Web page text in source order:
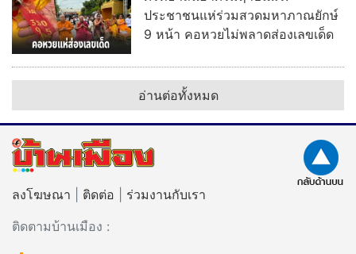
ประชาชนแห่ร่วมสวดมหาภาณยักษ์
9 หน้า คอหวยไม่พลาดส่องเลขเด็ด
อ่านต่อทั้งหมด
ลงโฆษณา ติดต่อ
ร่วมงานกับเรา
ติดตามบ้านเมือง :